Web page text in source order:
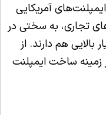
آمریکایی
تجاری، به سختی در
هم دارند. از
زمینه ساخت ایمپلنت